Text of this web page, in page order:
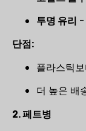
투명 유리 -
단점:
플라스틱
더 높은 배
2. 페트병